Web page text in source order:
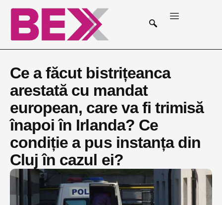
Ce a făcut bistrițeanca
arestată cu mandat
european, care va fi trimisă
înapoi în Irlanda? Ce
condiție a pus instanța din
Cluj în cazul ei?